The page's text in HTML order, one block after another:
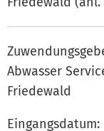
Abwasser
Friedewald